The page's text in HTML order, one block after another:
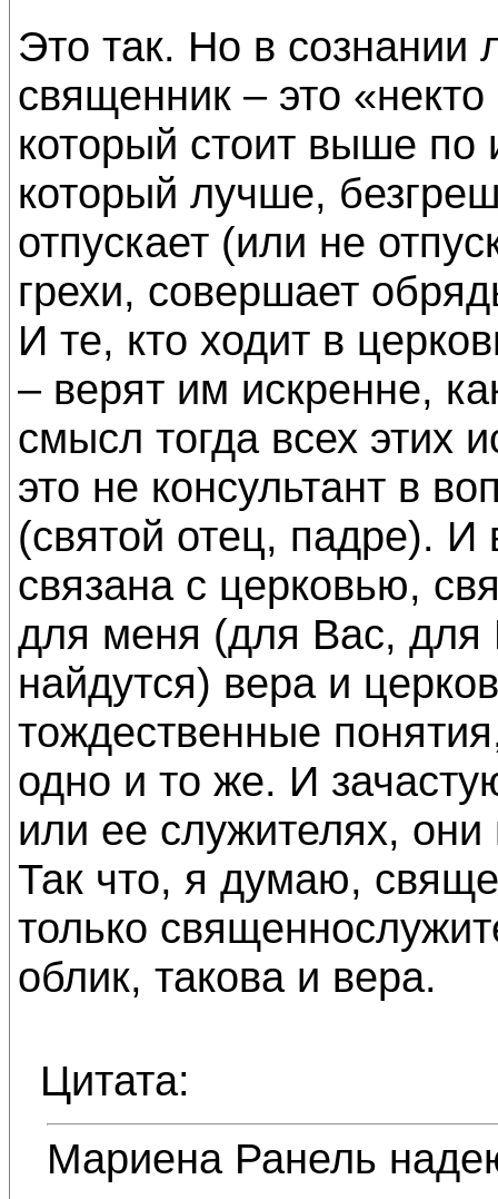
Это так. Но в
священник – это
который стоит выше по
который лучше,
отпускает (или не
грехи, совершает
И те, кто ходит в
– верят им искренне,
смысл тогда всех этих
это не консультант в
(святой отец, падре).
связана с церковью,
для меня (для Вас,
найдутся) вера и
тождественные
одно и то же. И
или ее служителях, они
Так что, я думаю,
только
облик, такова и вера.
Цитата:
Мариена Ранель